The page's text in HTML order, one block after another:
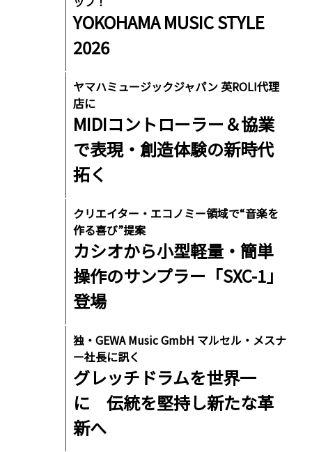
YOKOHAMA MUSIC STYLE
2026
ヤマハミュージックジャパン 英ROLI代理
店に
MIDIコントローラー＆協業
で表現・創造体験の新時代
拓く
クリエイター・エコノミー領域で“音楽を
作る喜び”提案
カシオから小型軽量・簡単
操作のサンプラー「SXC-1」
登場
独・GEWA Music GmbH マルセル・メスナ
ー社長に訊く
グレッチドラムを世界一
に 伝統を堅持し新たな革
新へ